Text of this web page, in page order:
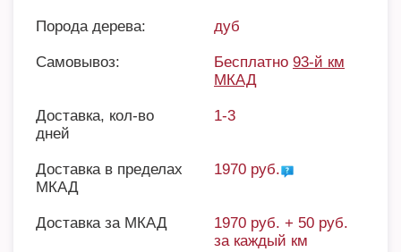
Порода дерева: дуб
Самовывоз: Бесплатно 93-й км
МКАД
Доставка, кол-во
дней
1-3
Доставка в пределах
МКАД
1970 руб.
Доставка за МКАД
1970 руб. + 50 руб.
за каждый км